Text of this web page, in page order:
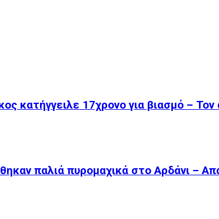
κατήγγειλε 17χρονο για βιασμό –
παλιά πυρομαχικά στο Αρδάνι –